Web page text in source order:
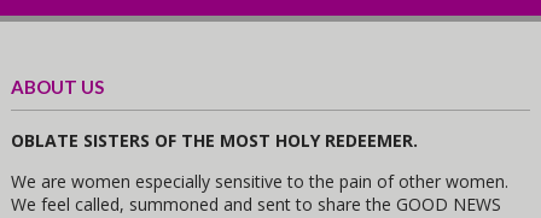
ABOUT US
OBLATE SISTERS OF THE MOST HOLY REDEEMER.
We are women especially sensitive to the pain of other women.
We feel called, summoned and sent to share the GOOD NEWS